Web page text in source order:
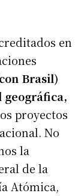
en
Brasil)
proyectos
No
la
de la
Atómica,